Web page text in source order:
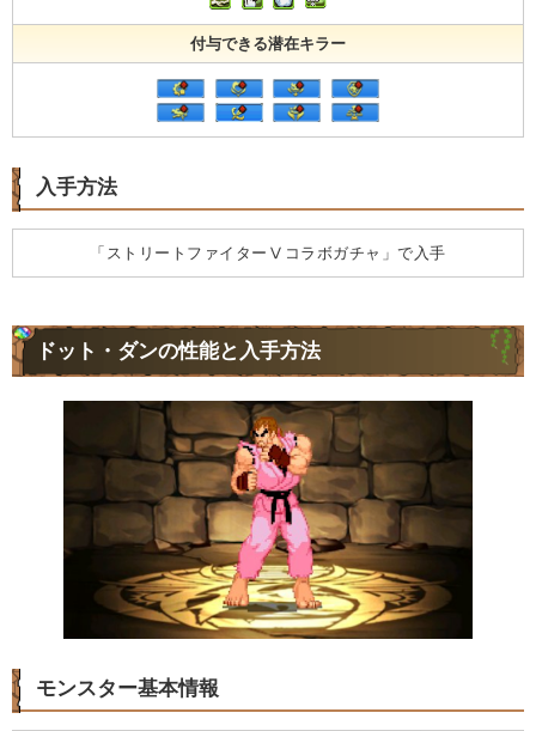
付与できる潜在キラー
入手方法
「ストリートファイターⅤコラボガチャ」で入手
ドット・ダンの性能と入手方法
モンスター基本情報